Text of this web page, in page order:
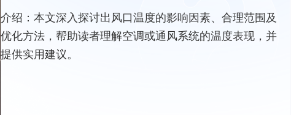
介绍： 本文深入探讨出风口温度的影响因素、合理范围及
优化方法，帮助读者理解空调或通风系统的温度表现，并
提供实用建议。